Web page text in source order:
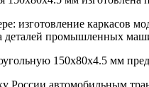
изготовление каркасов
деталей промышленных
150х80х4.5 мм
России автомобильным